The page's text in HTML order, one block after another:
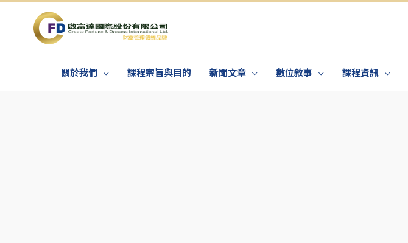
關於我們 課程宗旨與目的 新聞文章 數位敘事 課程資訊